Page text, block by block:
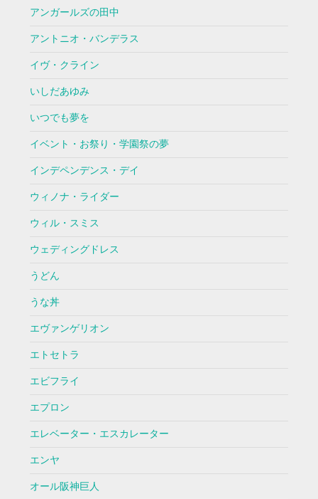
アンガールズの田中
アントニオ・バンデラス
イヴ・クライン
いしだあゆみ
いつでも夢を
イベント・お祭り・学園祭の夢
インデペンデンス・デイ
ウィノナ・ライダー
ウィル・スミス
ウェディングドレス
うどん
うな丼
エヴァンゲリオン
エトセトラ
エビフライ
エプロン
エレベーター・エスカレーター
エンヤ
オール阪神巨人